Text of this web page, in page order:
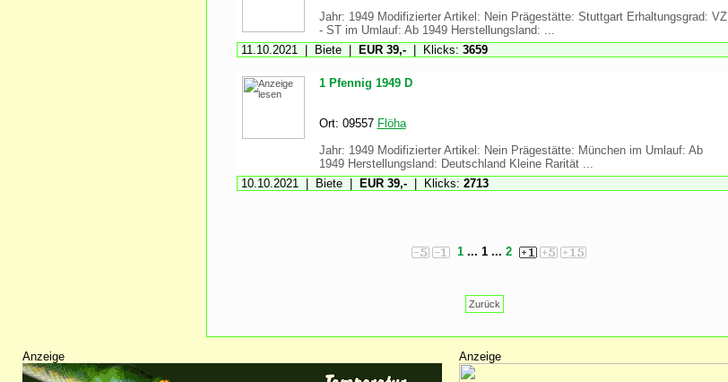
Jahr: 1949 Modifizierter Artikel: Nein Prägestätte: Stuttgart Erhaltungsgrad: VZ
- ST im Umlauf: Ab 1949 Herstellungsland: ...
11.10.2021 | Biete |
EUR 39,-| Klicks: 3659
1 Pfennig 1949 D
Ort: 09557 Flöha
Jahr: 1949 Modifizierter Artikel: Nein Prägestätte: München im Umlauf: Ab
1949 Herstellungsland: Deutschland Kleine Rarität ...
10.10.2021 | Biete |
EUR 39,-| Klicks: 2713
1 ... 1 ... 2
Zurück
Anzeige Anzeige